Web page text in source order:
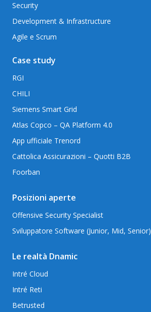
Security
Development & Infrastructure
Agile e Scrum
Case study
RGI
CHILI
Siemens Smart Grid
Atlas Copco – QA Platform 4.0
App ufficiale Trenord
Cattolica Assicurazioni – Quotti B2B
Foorban
Posizioni aperte
Offensive Security Specialist
Sviluppatore Software (Junior, Mid, Senior)
Le realtà Dnamic
Intré Cloud
Intré Reti
Betrusted